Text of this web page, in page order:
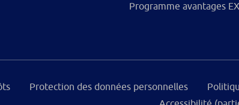
Programme avantages
Protection des données personnelles